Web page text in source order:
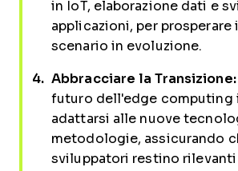
in IoT, elaborazione dati e
applicazioni, per prosperare
scenario in evoluzione.
Abbracciare la Transizione:
futuro dell'edge computing
adattarsi alle nuove
metodologie, assicurando
sviluppatori restino rilevanti